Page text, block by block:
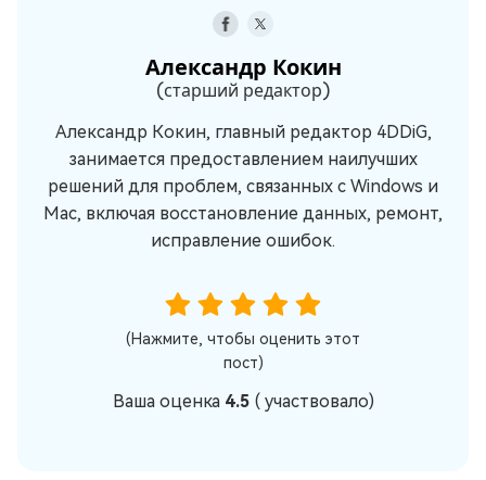
Александр Кокин
(старший редактор)
Александр Кокин, главный редактор 4DDiG,
занимается предоставлением наилучших
решений для проблем, связанных с Windows и
Mac, включая восстановление данных, ремонт,
исправление ошибок.
(Нажмите, чтобы оценить этот
пост)
Ваша оценка 4.5 (участвовало)